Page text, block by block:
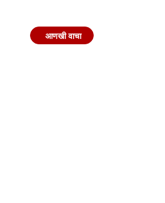
फोक्स, क्रेग ओव्हरटन, सॅम
आणखी वाचा